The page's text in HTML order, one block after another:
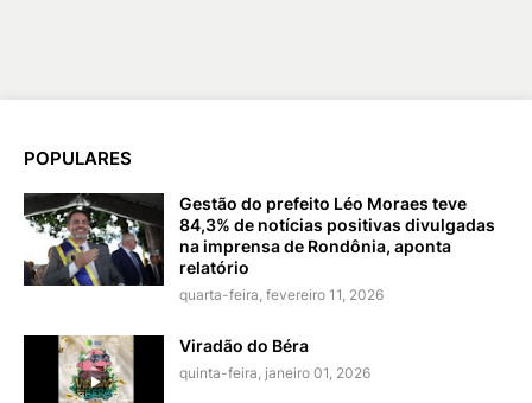
POPULARES
Gestão do prefeito Léo Moraes teve
84,3% de notícias positivas divulgadas
na imprensa de Rondônia, aponta
relatório
quarta-feira, fevereiro 11, 2026
Viradão do Béra
quinta-feira, janeiro 01, 2026